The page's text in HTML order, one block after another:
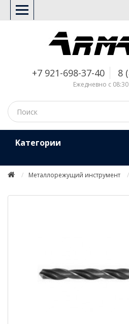
+7 921-698-37-40 8
Ежедневно с
Kатегории
Металлорежущий инструмент